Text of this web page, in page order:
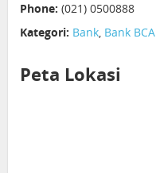
Phone: (021) 0500888
Kategori: Bank, Bank BCA
Peta Lokasi